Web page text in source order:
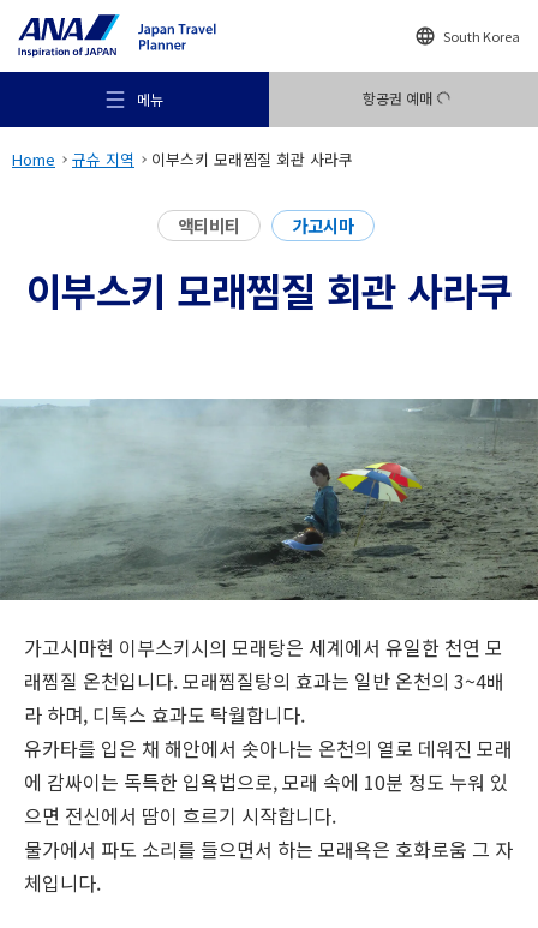
South Korea
메뉴 항공권 예매
추천 여행지
여행 정보
닫기
Home 규슈 지역 이부스키 모래찜질 회관 사라쿠
액티비티 가고시마
이부스키 모래찜질 회관 사라쿠
가고시마현 이부스키시의 모래탕은 세계에서 유일한 천연 모
래찜질 온천입니다. 모래찜질탕의 효과는 일반 온천의 3~4배
라 하며, 디톡스 효과도 탁월합니다.
유카타를 입은 채 해안에서 솟아나는 온천의 열로 데워진 모래
에 감싸이는 독특한 입욕법으로, 모래 속에 10분 정도 누워 있
으면 전신에서 땀이 흐르기 시작합니다.
물가에서 파도 소리를 들으면서 하는 모래욕은 호화로움 그 자
체입니다.